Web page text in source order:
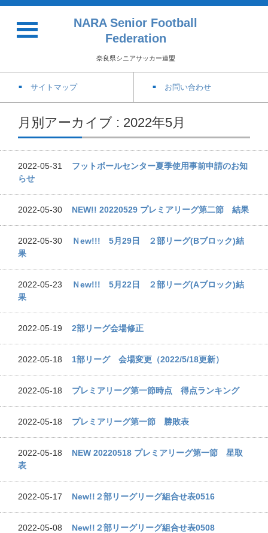
NARA Senior Football
Federation
奈良県シニアサッカー連盟
サイトマップ お問い合わせ
月別アーカイブ : 2022年5月
2022-05-31 フットボールセンター夏季使用事前申請のお知
らせ
2022-05-30 NEW!! 20220529 プレミアリーグ第二節 結果
2022-05-30
Ｎew!!! 5月29日 ２部リーグ(Bブロック)結
果
2022-05-23
Ｎew!!! 5月22日 ２部リーグ(Aブロック)結
果
2022-05-19 2部リーグ会場修正
2022-05-18 1部リーグ 会場変更（2022/5/18更新）
2022-05-18 プレミアリーグ第一節時点 得点ランキング
2022-05-18 プレミアリーグ第一節 勝敗表
2022-05-18 NEW 20220518 プレミアリーグ第一節 星取
表
2022-05-17 New!!２部リーグリーグ組合せ表0516
2022-05-08 New!!２部リーグリーグ組合せ表0508